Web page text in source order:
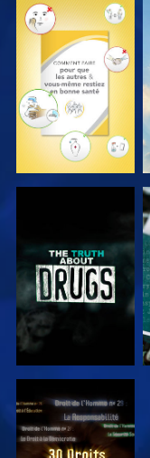
REGARDER
REGARDER